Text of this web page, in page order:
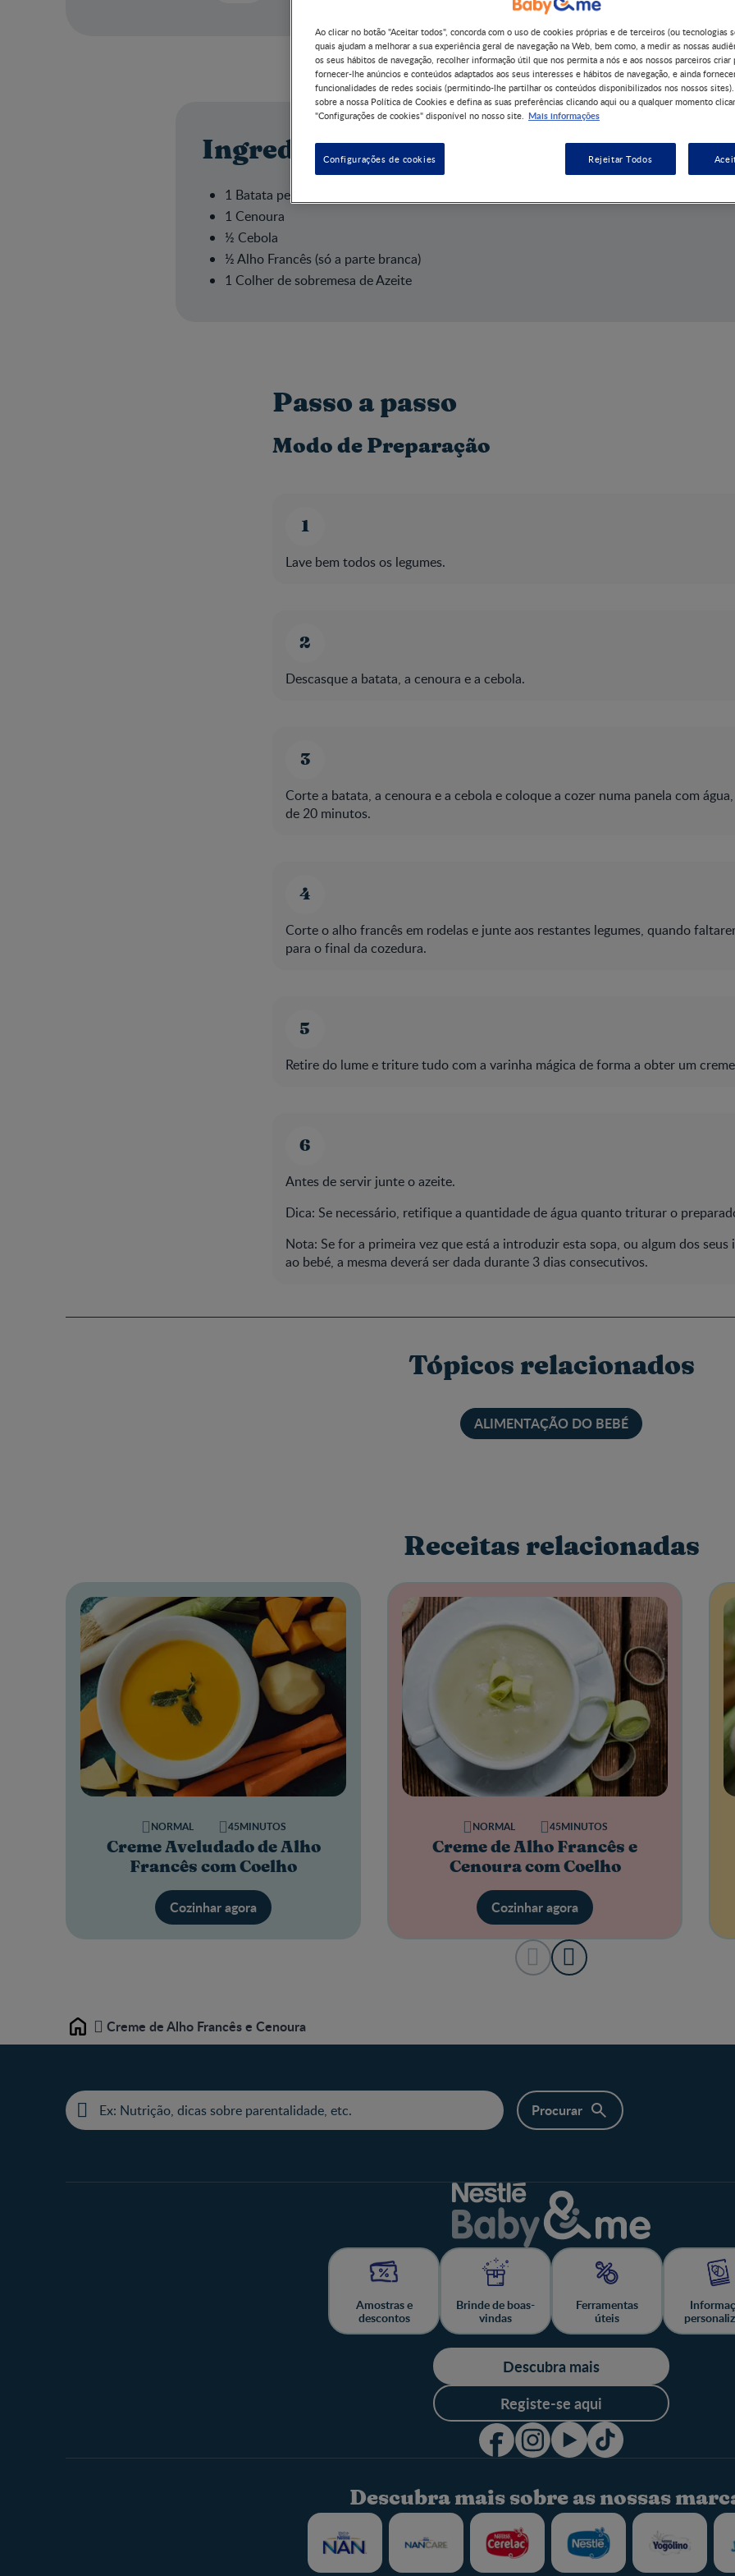
Ingredientes
1 Batata pequena
1 Cenoura
½ Cebola
½ Alho Francês (só a parte branca)
1 Colher de sobremesa de Azeite
Passo a passo
Modo de Preparação
Lave bem todos os legumes.
Descasque a batata, a cenoura e a cebola.
Corte a batata, a cenoura e a cebola e coloque a cozer numa panela com
de 20 minutos.
Corte o alho francês em rodelas e junte aos restantes legumes, quando
para o final da cozedura.
Retire do lume e triture tudo com a varinha mágica de forma a obter um
Antes de servir junte o azeite.
Dica: Se necessário, retifique a quantidade de água quanto triturar o
Nota: Se for a primeira vez que está a introduzir esta sopa, ou algum dos seus
ao bebé, a mesma deverá ser dada durante 3 dias consecutivos.
Tópicos relacionados
ALIMENTAÇÃO DO BEBÉ
Receitas relacionadas
Creme Aveludado de Alho
Francês com Coelho
NORMAL 45MINUTOS
Cozinhar agora
Creme de Alho Francês e
Cenoura com Coelho
NORMAL 45MINUTOS
Cozinhar agora
Home Creme de Alho Francês e Cenoura
Amostras e
descontos
Brinde de boas-
vindas
Ferramentas
úteis
Descubra mais
Registe-se aqui
Descubra mais sobre as nossas
Ao clicar no botão "Aceitar todos", concorda com o uso de cookies próprias e de terceiros (ou tecnologias
quais ajudam a melhorar a sua experiência geral de navegação na Web, bem como, a medir as nossas
os seus hábitos de navegação, recolher informação útil que nos permita a nós e aos nossos parceiros criar
fornecer-lhe anúncios e conteúdos adaptados aos seus interesses e hábitos de navegação, e ainda
funcionalidades de redes sociais (permitindo-lhe partilhar os conteúdos disponibilizados nos nossos sites).
sobre a nossa Política de Cookies e defina as suas preferências clicando aqui ou a qualquer momento
"Configurações de cookies" disponível no nosso site. Mais informações
Rejeitar Todos
Configurações de cookies